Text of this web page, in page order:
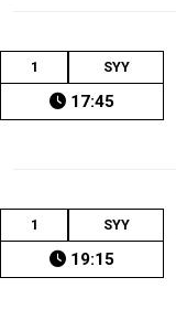
1 SYY
17:45
1 SYY
19:15